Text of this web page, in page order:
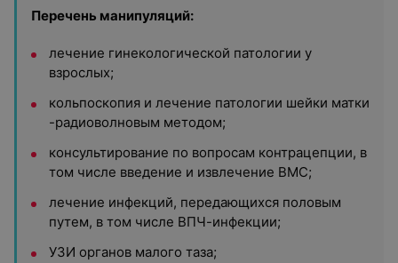
Перечень манипуляций:
лечение гинекологической патологии у
взрослых;
кольпоскопия и лечение патологии шейки матки
-радиоволновым методом;
консультирование по вопросам контрацепции, в
том числе введение и извлечение ВМС;
лечение инфекций, передающихся половым
путем, в том числе ВПЧ-инфекции;
УЗИ органов малого таза;